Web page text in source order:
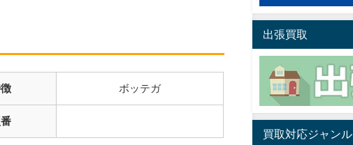
ボッテガ
出張買取
買取対応ジャンル